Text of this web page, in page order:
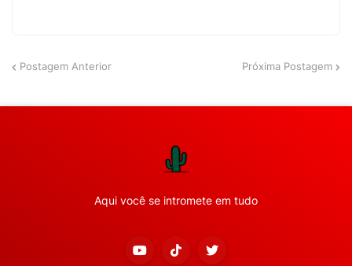
Postagem Anterior Próxima Postagem
Aqui você se intromete em tudo